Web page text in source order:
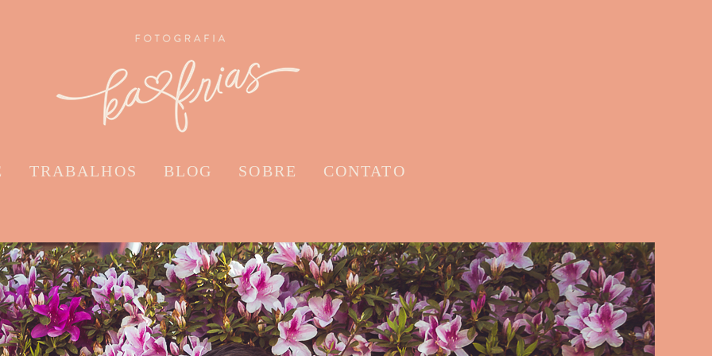
TRABALHOS BLOG SOBRE CONTATO